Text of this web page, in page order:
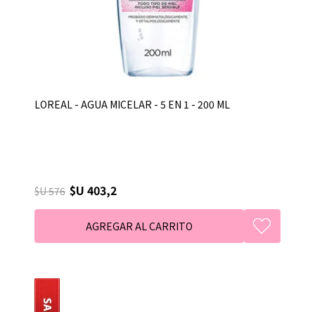
LOREAL - AGUA MICELAR - 5 EN 1 - 200 ML
$U 576 $U 403,2